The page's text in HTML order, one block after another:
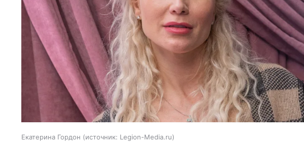
Екатерина Гордон источник: Legion-Media.ru